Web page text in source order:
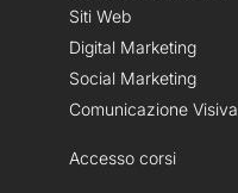
Siti Web
Digital Marketing
Social Marketing
Comunicazione Visiva
Accesso corsi